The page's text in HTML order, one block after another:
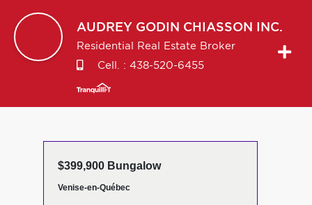
AUDREY GODIN CHIASSON INC.
Residential Real Estate Broker
Cell. : 438-520-6455
$399,900 Bungalow
Venise-en-Québec